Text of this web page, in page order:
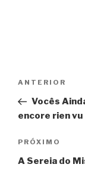
Post
Anterior
ANTERIOR
Vocês
encore rien vu
Próximo
PRÓXIMO
A Sereia do